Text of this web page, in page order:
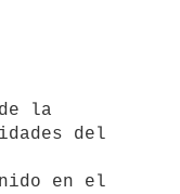
del
en el